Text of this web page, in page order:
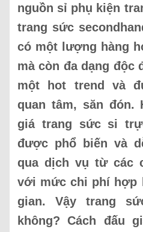
nguồn sỉ phụ kiện
trang sức
có một lượng hàng
mà còn đa dạng độc
một hot trend và
quan tâm, săn đón.
giá trang sức si
được phổ biến và
qua dịch vụ từ các
với mức chi phí hợp
gian. Vậy trang
không? Cách đấu